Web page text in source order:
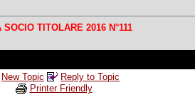
SOCIO TITOLARE 2016 N°111
New Topic
Reply to Topic
Printer Friendly